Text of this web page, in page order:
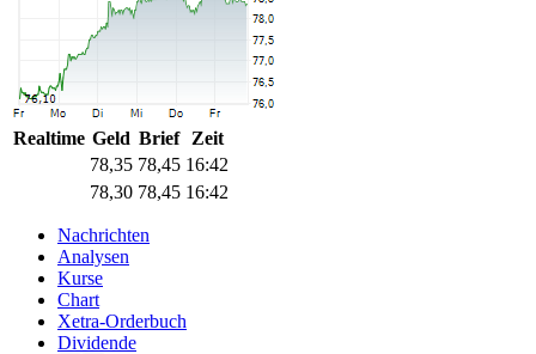
Realtime Geld Brief
Zeit
78,35 78,45 16:42
78,30 78,45 16:42
Nachrichten
Analysen
Kurse
Chart
Xetra-Orderbuch
Dividende